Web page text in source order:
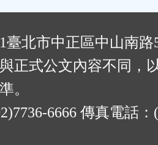
臺北市中正區中山南
正式公文內容不同，
。
6666 傳真電話：